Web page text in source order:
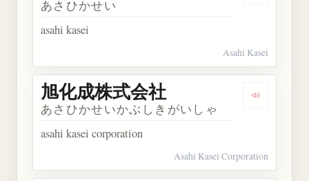
あさひかせい
asahi kasei
Asahi Kasei
Dengarkan
旭化成株式会社
あさひかせいかぶしきがいしゃ
asahi kasei corporation
Asahi Kasei Corporation